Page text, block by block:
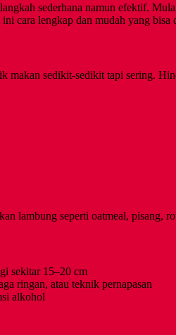
sederhana namun efektif.
cara lengkap dan mudah yang
makan sedikit-sedikit tapi sering.
lambung seperti oatmeal, pisang,
sekitar 15–20 cm
ringan, atau teknik pernapasan
alkohol